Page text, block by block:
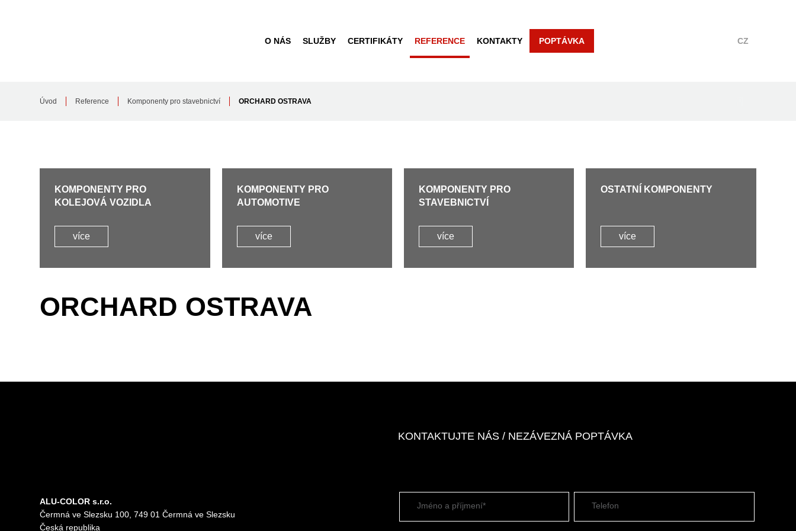
O NÁS SLUŽBY CERTIFIKÁTY REFERENCE KONTAKTY POPTÁVKA CZ
Úvod Reference Komponenty pro stavebnictví ORCHARD OSTRAVA
KOMPONENTY PRO
KOLEJOVÁ VOZIDLA
více
KOMPONENTY PRO
AUTOMOTIVE
více
KOMPONENTY PRO
STAVEBNICTVÍ
více
OSTATNÍ KOMPONENTY
více
ORCHARD OSTRAVA
ALU-COLOR s.r.o.
Čermná ve Slezsku 100, 749 01 Čermná ve Slezsku
Česká republika
KONTAKTUJTE NÁS / NEZÁVEZNÁ POPTÁVKA
Jméno a příjmení* Telefon